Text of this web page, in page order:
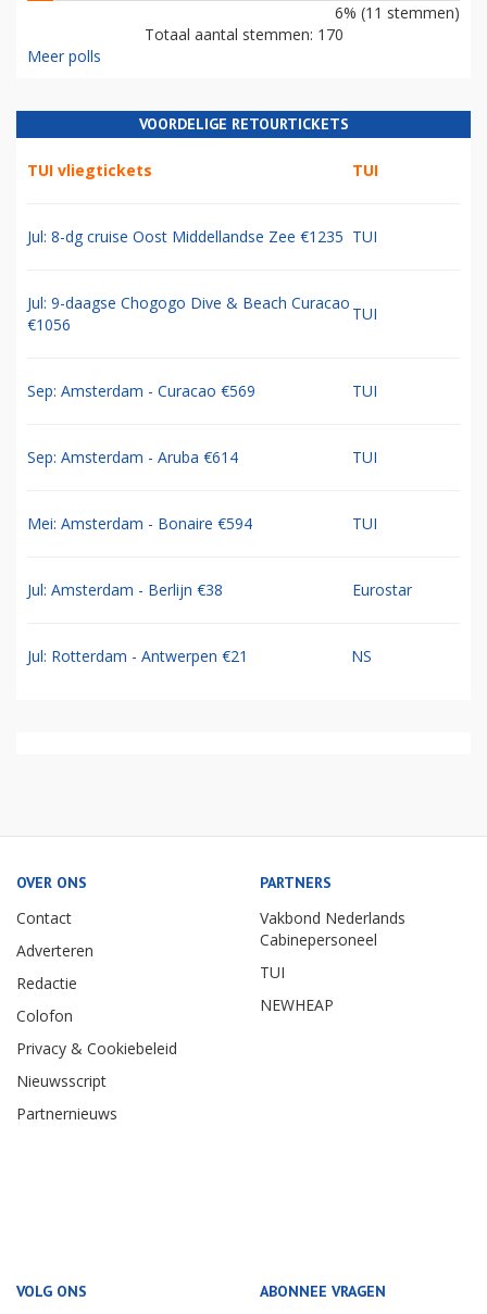
6% (11 stemmen)
Totaal aantal stemmen: 170
Meer polls
VOORDELIGE RETOURTICKETS
TUI vliegtickets TUI
Jul: 8-dg cruise Oost Middellandse Zee €1235 TUI
Jul: 9-daagse Chogogo Dive & Beach Curacao
€1056
TUI
Sep: Amsterdam - Curacao €569 TUI
Sep: Amsterdam - Aruba €614 TUI
Mei: Amsterdam - Bonaire €594 TUI
Jul: Amsterdam - Berlijn €38 Eurostar
Jul: Rotterdam - Antwerpen €21 NS
OVER ONS
Contact
Adverteren
Redactie
Colofon
Privacy & Cookiebeleid
Nieuwsscript
Partnernieuws
PARTNERS
Vakbond Nederlands
Cabinepersoneel
TUI
NEWHEAP
VOLG ONS ABONNEE VRAGEN